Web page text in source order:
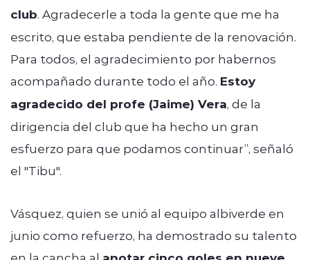
club. Agradecerle a toda la gente que me ha
escrito, que estaba pendiente de la renovación.
Para todos, el agradecimiento por habernos
acompañado durante todo el año. Estoy
agradecido del profe (Jaime) Vera, de la
dirigencia del club que ha hecho un gran
esfuerzo para que podamos continuar”, señaló
el "Tibu".
Vásquez, quien se unió al equipo albiverde en
junio como refuerzo, ha demostrado su talento